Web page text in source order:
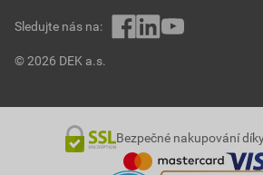
© 2026 DEK a.s.
Sledujte nás na:
Bezpečné nakupování